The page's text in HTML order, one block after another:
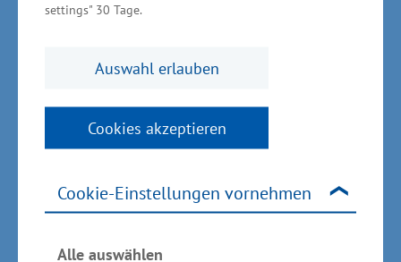
settings" 30 Tage.
Auswahl erlauben
Cookies akzeptieren
Cookie-Einstellungen vornehmen
Alle auswählen
Wirtschaftsstaatssekretär Rudolph machte vor
Unternehmen mit den in Mecklenburg-
Vorpommern produzierten Produkten mutig
neue Märkte erschließen, und das weltweit.
"Entscheidend ist, dass das bei uns im Land
aufgebaute Know-how auch hier bei uns im
Land Wertschöpfung generiert. Durch den